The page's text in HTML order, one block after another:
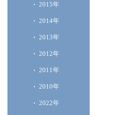
2015年
2014年
2013年
2012年
2011年
2010年
2022年